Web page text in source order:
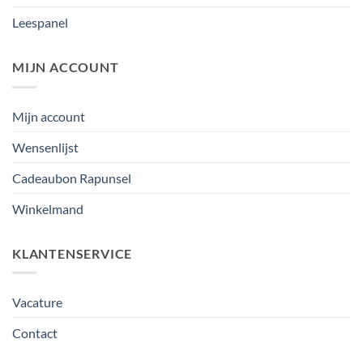
Leespanel
MIJN ACCOUNT
Mijn account
Wensenlijst
Cadeaubon Rapunsel
Winkelmand
KLANTENSERVICE
Vacature
Contact